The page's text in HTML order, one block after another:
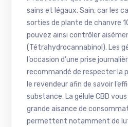
sains et légaux. Sain, car les
sorties de plante de chanvre
pouvez ainsi contrôler
(Tétrahydrocannabinol). Les
l’occasion d’une prise
recommandé de respecter la
le revendeur afin de savoir
substance. La gélule CBD
grande aisance de
permettent notamment de